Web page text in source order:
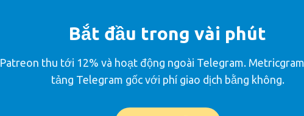
Bắt đầu trong vài phút
Patreon thu tới 12% và hoạt động ngoài Telegram.
tảng Telegram gốc với phí giao dịch bằng không.